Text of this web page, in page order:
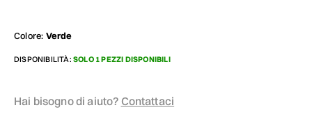
Colore: Verde
DISPONIBILITÀ: SOLO 1 PEZZI DISPONIBILI
Hai bisogno di aiuto? Contattaci